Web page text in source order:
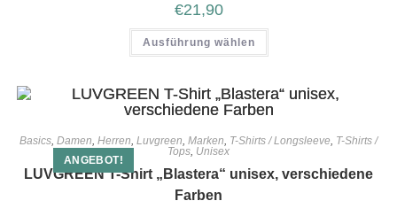
€21,90
Ausführung wählen
ANGEBOT!
Basics Damen Herren Luvgreen Marken T-Shirts / Longsleeve T-Shirts /
Tops Unisex
LUVGREEN T-Shirt „Blastera“ unisex, verschiedene
Farben